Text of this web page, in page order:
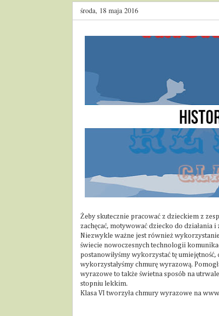
środa, 18 maja 2016
Żeby skutecznie pracować z dzieckiem z
zachęcać, motywować dziecko do działania i
Niezwykle ważne jest również
świecie nowoczesnych technologii
postanowiłyśmy wykorzystać tę
wykorzystałyśmy chmurę wyrazową.
wyrazowe to także świetna sposób na
stopniu lekkim.
Klasa VI tworzyła chmury wyrazowe na